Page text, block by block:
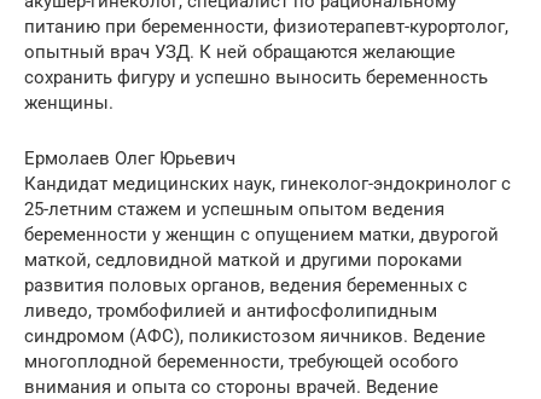
питанию при беременности, физиотерапевт-курортолог,
опытный врач УЗД. К ней обращаются желающие
сохранить фигуру и успешно выносить беременность
женщины.
Ермолаев Олег Юрьевич
Кандидат медицинских наук, гинеколог-эндокринолог с
25-летним стажем и успешным опытом ведения
беременности у женщин с опущением матки, двурогой
маткой, седловидной маткой и другими пороками
развития половых органов, ведения беременных с
ливедо, тромбофилией и антифосфолипидным
синдромом (АФС), поликистозом яичников. Ведение
многоплодной беременности, требующей особого
внимания и опыта со стороны врачей. Ведение